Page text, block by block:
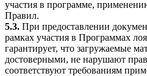
участия в программе,
Правил.
5.3. При предоставлении
рамках участия в Программах
гарантирует, что загружаемые
достоверными, не нарушают
соответствуют требованиям